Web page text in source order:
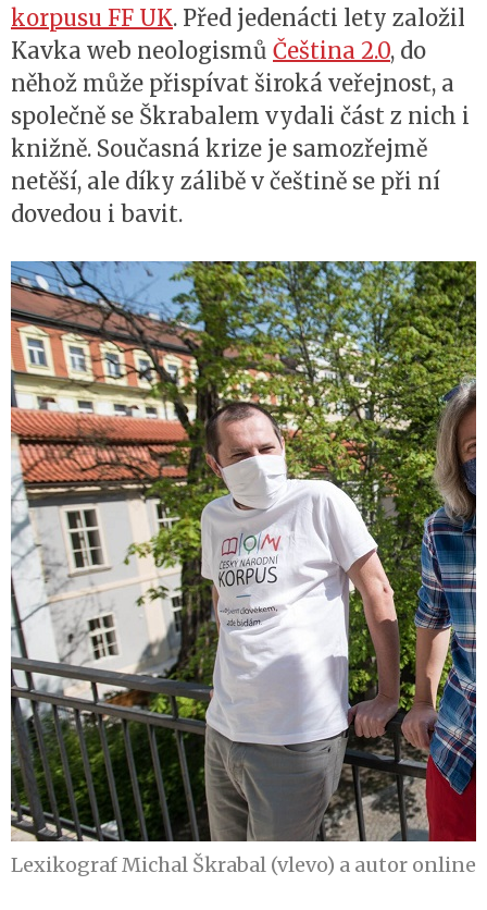
korpusu FF UK. Před jedenácti lety založil
Kavka web neologismů Čeština 2.0, do
něhož může přispívat široká veřejnost, a
společně se Škrabalem vydali část z nich i
knižně. Současná krize je samozřejmě
netěší, ale díky zálibě v češtině se při ní
dovedou i bavit.
Lexikograf Michal Škrabal (vlevo) a autor